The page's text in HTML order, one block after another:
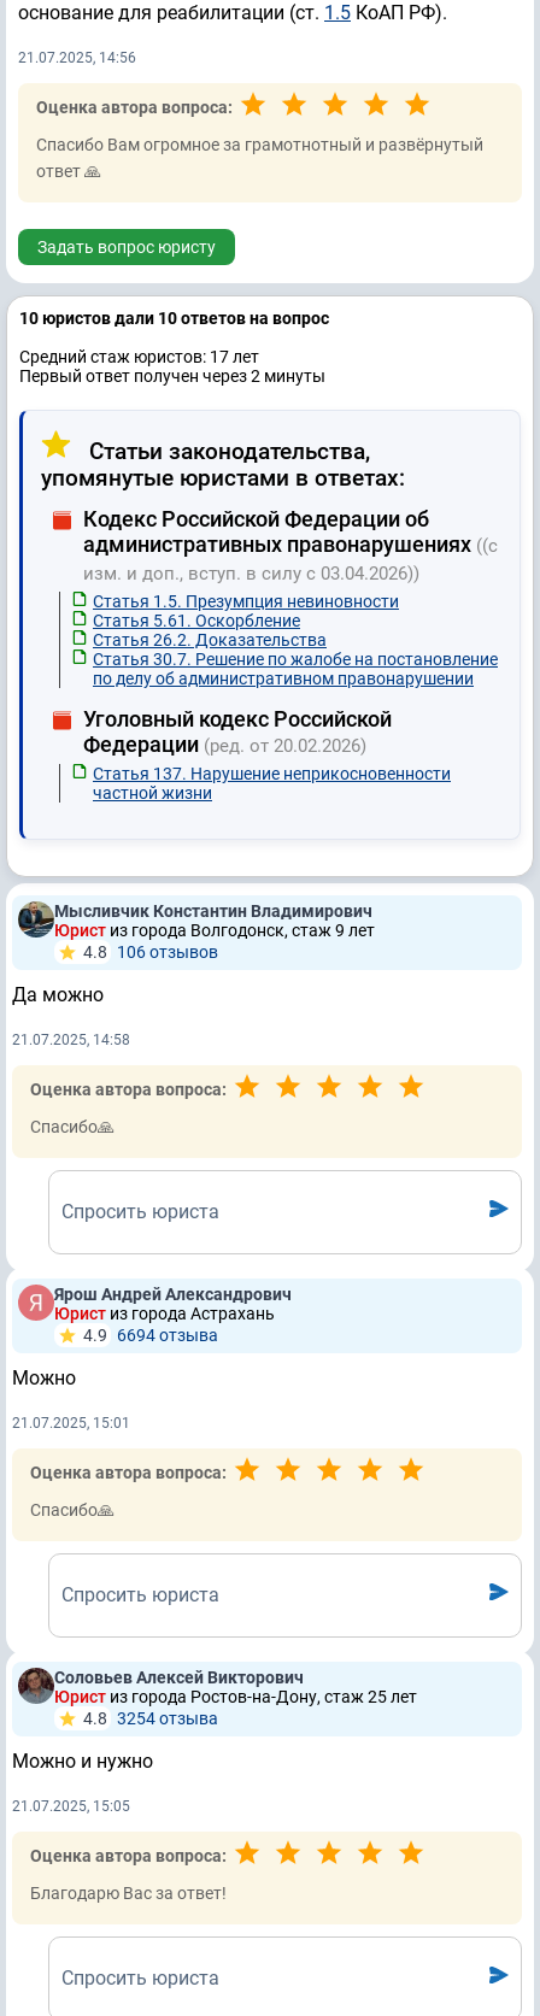
основание для реабилитации (ст. 1.5 КоАП РФ).
21.07.2025, 14:56
Оценка автора вопроса:
Спасибо Вам огромное за грамотнотный и развёрнутый
ответ 🙏
Задать вопрос юристу
10 юристов дали 10 ответов на вопрос
Средний стаж юристов: 17 лет
Первый ответ получен через 2 минуты
Статьи законодательства,
упомянутые юристами в ответах:
Кодекс Российской Федерации об
административных правонарушениях ((с
изм. и доп., вступ. в силу с 03.04.2026))
Статья 1.5. Презумпция невиновности
Статья 5.61. Оскорбление
Статья 26.2. Доказательства
Статья 30.7. Решение по жалобе на постановление
по делу об административном правонарушении
Уголовный кодекс Российской
Федерации (ред. от 20.02.2026)
Статья 137. Нарушение неприкосновенности
частной жизни
Мысливчик Константин Владимирович
Юрист из города Волгодонск, стаж 9 лет
4.8
106 отзывов
Да можно
21.07.2025, 14:58
Оценка автора вопроса:
Спасибо🙏
Спросить юриста
Ярош Андрей Александрович
Юрист из города Астрахань
4.9
6694 отзывa
Можно
21.07.2025, 15:01
Оценка автора вопроса:
Спасибо🙏
Спросить юриста
Соловьев Алексей Викторович
Юрист из города Ростов-на-Дону, стаж 25 лет
4.8 3254 отзывa
Можно и нужно
21.07.2025, 15:05
Оценка автора вопроса:
Благодарю Вас за ответ!
Спросить юриста